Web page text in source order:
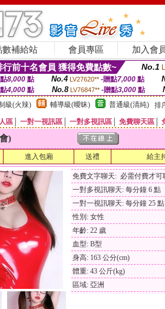
數補給站 會員專區 加入會
前十名會員 獲得免費點數~ No.1
8,000點 No.4 LV27620** -贈點7,000點
4,000 點 No.8 LV76847** -贈點3,000 點
級(火辣) 輔導級(曖昧) 普通級(清純) 排
區 一對一視訊區 一對多視訊區 免費聊天區
)
進入包廂 送禮 給主
免費文字聊天: 必需付費才可
一對多視訊聊天: 每分鐘 6 點
一對一視訊聊天: 每分鐘 25 點
性別: 女性
年齡: 22 歲
血型: B型
身高: 163 公分(cm)
體重: 43 公斤(kg)
區域: 亞洲